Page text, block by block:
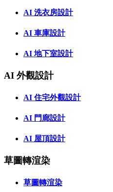
AI 洗衣房設計
AI 車庫設計
AI 地下室設計
AI 外觀設計
AI 住宅外觀設計
AI 門廊設計
AI 屋頂設計
草圖轉渲染
草圖轉渲染